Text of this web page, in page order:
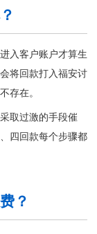
入客户账户才算生
将回款打入福安讨
存在。
取过激的手段催
四回款每个步骤都
？